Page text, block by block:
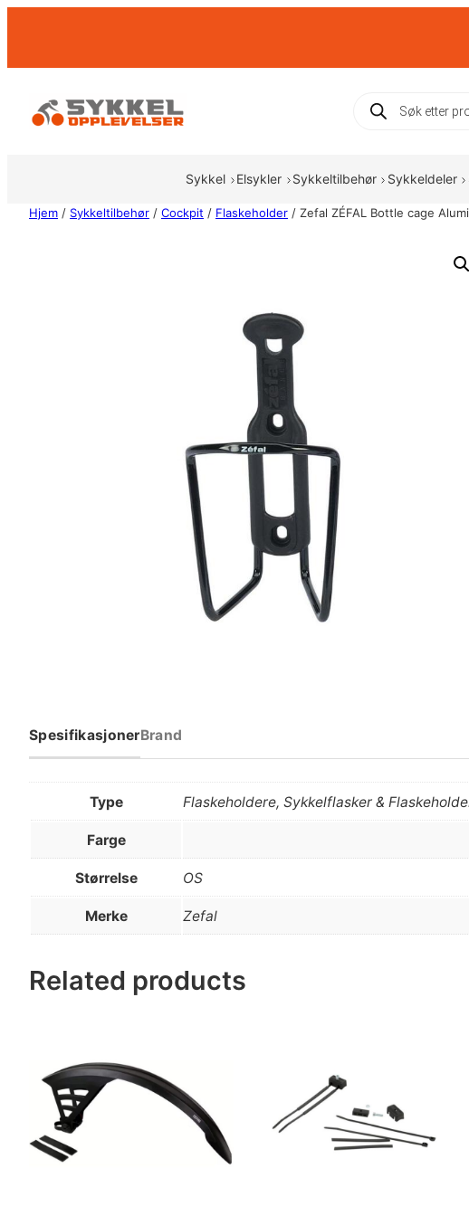
Products
search
Sykkel Elsykler Sykkeltilbehør Sykkeldeler
Hjem / Sykkeltilbehør / Cockpit / Flaskeholder / Zefal ZÉFAL Bottle cage
SpesifikasjonerBrand
Type Flaskeholdere, Sykkelflasker &
Farge
Størrelse OS
Merke Zefal
Related products